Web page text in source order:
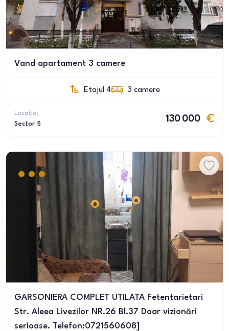
Vand apartament 3 camere
Etajul 4 3 camere
Locație:
Sector 5
130 000
GARSONIERA COMPLET UTILATA Fetentarietari
Str. Aleea Livezilor NR.26 Bl.37 Doar vizionări
serioase. Telefon:0721560608]